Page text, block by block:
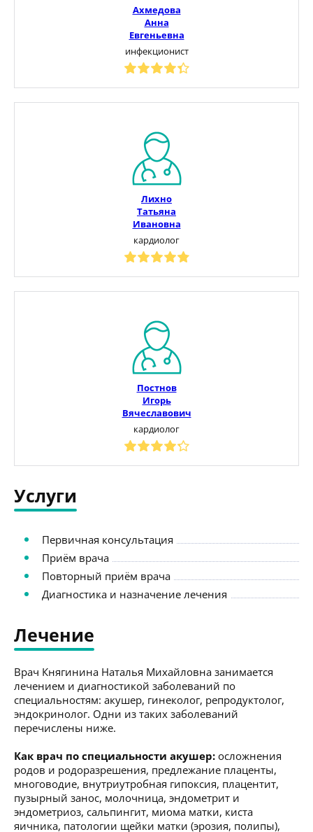
Ахмедова
Анна
Евгеньевна
инфекционист
Лихно
Татьяна
Ивановна
кардиолог
Постнов
Игорь
Вячеславович
кардиолог
Услуги
Первичная консультация
Приём врача
Повторный приём врача
Диагностика и назначение лечения
Лечение
Врач Княгинина Наталья Михайловна занимается
лечением и диагностикой заболеваний по
специальностям: акушер, гинеколог, репродуктолог,
эндокринолог. Одни из таких заболеваний
перечислены ниже.
Как врач по специальности акушер: осложнения
родов и родоразрешения, предлежание плаценты,
многоводие, внутриутробная гипоксия, плацентит,
пузырный занос, молочница, эндометрит и
эндометриоз, сальпингит, миома матки, киста
яичника, патологии щейки матки (эрозия, полипы),